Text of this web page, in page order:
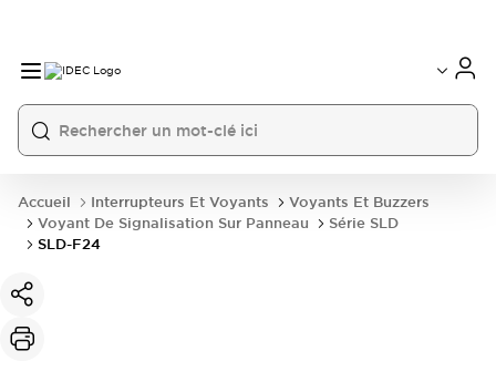
Accueil Interrupteurs Et Voyants
Voyants Et Buzzers
Voyant De Signalisation Sur Panneau
Série SLD
SLD-F24